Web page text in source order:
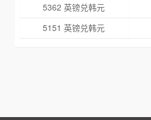
5362 英镑兑韩元
5151 英镑兑韩元